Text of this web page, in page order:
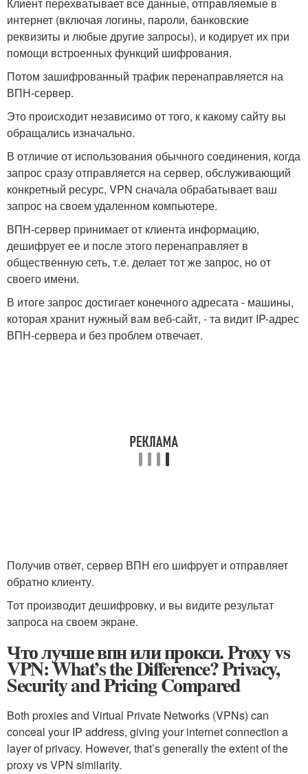
интернет (включая логины, пароли, банковские
реквизиты и любые другие запросы), и кодирует их при
помощи встроенных функций шифрования.
Потом зашифрованный трафик перенаправляется на
ВПН-сервер.
Это происходит независимо от того, к какому сайту вы
обращались изначально.
В отличие от использования обычного соединения, когда
запрос сразу отправляется на сервер, обслуживающий
конкретный ресурс, VPN сначала обрабатывает ваш
запрос на своем удаленном компьютере.
ВПН-сервер принимает от клиента информацию,
дешифрует ее и после этого перенаправляет в
общественную сеть, т.е. делает тот же запрос, но от
своего имени.
В итоге запрос достигает конечного адресата - машины,
которая хранит нужный вам веб-сайт, - та видит IP-адрес
ВПН-сервера и без проблем отвечает.
Получив ответ, сервер ВПН его шифрует и отправляет
обратно клиенту.
Тот производит дешифровку, и вы видите результат
запроса на своем экране.
Что лучше впн или прокси. Proxy vs
VPN: What’s the Difference? Privacy,
Security and Pricing Compared
Both proxies and Virtual Private Networks (VPNs) can
conceal your IP address, giving your internet connection a
layer of privacy. However, that’s generally the extent of the
proxy vs VPN similarity.